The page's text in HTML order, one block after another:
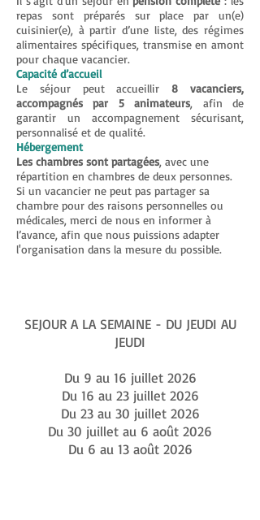
repas sont préparés sur place par un(e)
cuisinier(e), à partir d’une liste, des régimes
alimentaires spécifiques, transmise en amont
pour chaque vacancier.​
Capacité d’accueil
Le séjour peut accueillir8 vacanciers,
accompagnés par 5 animateurs, afin de
garantir un accompagnement sécurisant,
personnalisé et de qualité.​
Hébergement
Les chambres sont partagées, avec une
répartition en chambres de deux personnes.
Si un vacancier ne peut pas partager sa
chambre pour des raisons personnelles ou
médicales, merci de nous en informer à
l’avance, afin que nous puissions adapter
l'organisation dans la mesure du possible.​
SEJOUR A LA SEMAINE - DU JEUDI AU
JEUDI
Du 9 au 16 juillet 2026
Du 16 au 23 juillet 2026
Du 23 au 30 juillet 2026
Du 30 juillet au 6 août 2026
Du 6 au 13 août 2026